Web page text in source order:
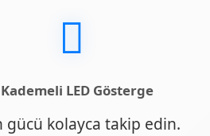
LED Gösterge
gücü kolayca takip edin.